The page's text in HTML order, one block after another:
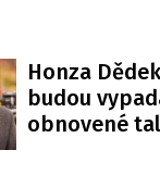
Honza
budou
obnovené